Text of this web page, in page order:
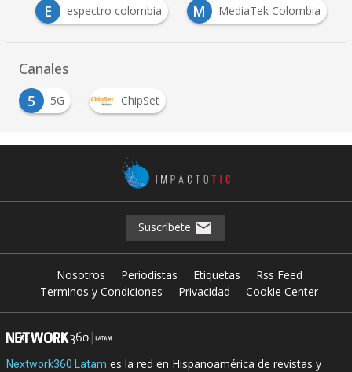
E espectro colombia M MediaTek Colombia
Canales
5
5G ChipSet
Suscríbete
Nosotros Periodistas Etiquetas
Rss Feed
Terminos y Condiciones
Privacidad Cookie Center
Nextwork360 Latam es la red en Hispanoamérica de revistas y